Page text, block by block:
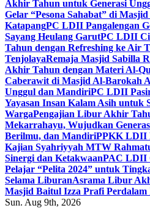
Akhir Tahun untuk Generasi
Gelar “Pesona Sahabat” di
KatapangPC LDII Pangalengan
Sayang Heulang GarutPC LDII
Tahun dengan Refreshing ke Air
TenjolayaRemaja Masjid Sabilla
Akhir Tahun dengan Materi Al-
Caberawit di Masjid Al-Barokah
Unggul dan MandiriPC LDII
Yayasan Insan Kalam Asih untuk
WargaPengajian Libur Akhir
Mekarrahayu, Wujudkan
Berilmu, dan MandiriPPKK LDII
Kajian Syahriyyah MTW
Sinergi dan KetakwaanPAC LDII
Pelajar “Pelita 2024” untuk
Selama LiburanAsrama Libur
Masjid Baitul Izza Prafi Perdalam
Sun. Aug 9th, 2026